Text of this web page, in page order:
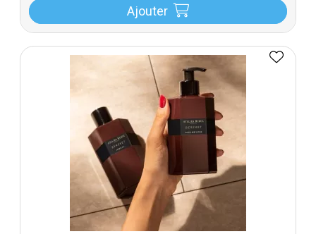
Ajouter